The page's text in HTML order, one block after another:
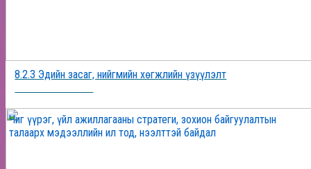
8.2.3 Эдийн засаг, нийгмийн хөгжлийн үзүүлэлт
Чиг үүрэг, үйл ажиллагааны стратеги, зохион байгуулалтын
талаарх мэдээллийн ил тод, нээлттэй байдал